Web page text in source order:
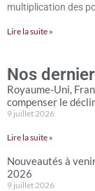
multiplication des
Lire la suite »
Nos
Royaume-Uni,
compenser le
9 juillet 2026
Lire la suite »
Nouveautés à
2026
9 juillet 2026